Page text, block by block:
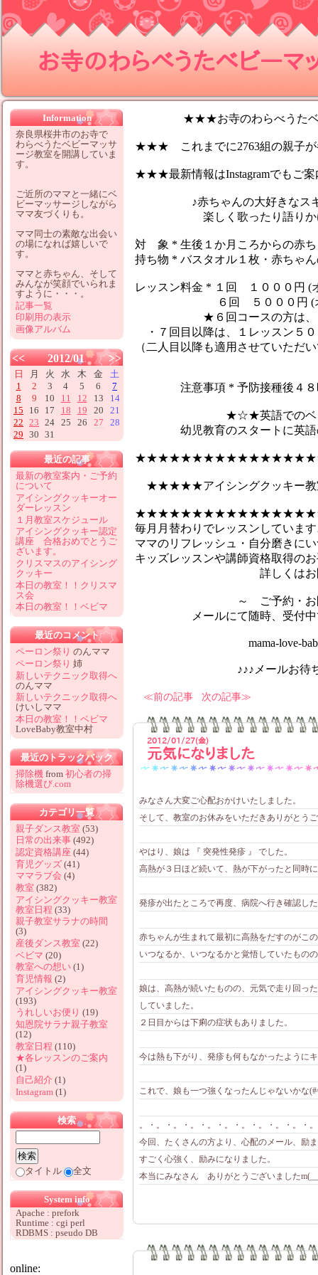
お寺のわらべうたベビーマッ
★★★お寺のわらべうたベ
★★★ これまでに2763組の親子が
★★★最新情報はInstagramでもご案
♪赤ちゃんの大好きなスキン
楽しく歌ったり語りかけな
対 象 * 生後１か月ころからの赤ち
持ち物 * バスタオル１枚・赤ちゃ
レッスン料金 * １回 １０００円 (
６回 ５０００円 (オイ
★６回コースの方は、１レ
・７回目以降は、１レッスン５
（二人目以降も適用させていただ
注意事項 * 予防接種後４８時
★☆★英語でのベビーマ
幼児教育のスタートに英語の
★★★★★アイシングクッキー
毎月月替わりでレッスンしていま
ママのリフレッシュ・自分磨きに
キッズレッスンや講師資格取得の
詳しくはお問合せ
～ ご予約・お問い
メールにて随時、受付中で
mama-love-
♪♪♪メールお待ちして
前の記事 次の記事
2012/01/27(金)
元気になりました
みなさん大変ご心配おかけいたしました。
そして、教室のお休みをいただきありがとう
やはり、娘は 『 突発性発疹 』 でした。
高熱が３日ほど続いて、熱が下がったと同時
発疹が出たところで再度、病院へ行き確認し
赤ちゃんが生まれて最初に高熱をだすのがこ
いつなるか、いつなるかと覚悟していたもの
娘は、高熱が続いたものの、元気で走り回っ
していました。
２日目からは下痢の症状もありました。
今は熱も下がり、発疹も何もなかったように
これで、娘も一つ強くなったんじゃないかな
。・。・。・。・。・。・。・。・。・。・
今回、たくさんの方より、心配のメール、励
すごく心強く、励みになりました。
本当にみなさん ありがとうございました
Information
奈良県桜井市のお寺で
わらべうたベビーマッサ
ージ教室を開講していま
す。
ご近所のママと一緒にベ
ビーマッサージしながら
ママ友づくりも。
ママ同士の素敵な出会い
の場になれば嬉しいで
す。
ママと赤ちゃん、そして
みんなが笑顔でいられま
すように・・・。
記事一覧
印刷用の表示
画像アルバム
<< 2012/01 >>
日 月 火 水 木 金
土
1
2 3 4 5 6
7
8
9 10 11 12 13
14
15
16 17 18 19 20
21
22
23 24 25 26 27
28
29 30 31
最近の記事
最新の教室案内・ご予約
について
アイシングクッキーオー
ダーレッスン
１月教室スケジュール
アイシングクッキー認定
講座 合格おめでとうご
ざいます。
クリスマスのアイシング
クッキー
本日の教室！！クリスマ
ス会
本日の教室！！ベビマ
最近のコメント
ペーロン祭り のんママ
ペーロン祭り 姉
新しいテクニック取得へ
のんママ
新しいテクニック取得へ
けいしママ
本日の教室！！ベビマ
LoveBaby教室中村
最近のトラックバック
掃除機 from 初心者の掃
除機選び.com
カテゴリ一覧
親子ダンス教室 (53)
日常の出来事 (492)
認定資格講座 (44)
育児グッズ (41)
ママラブ会 (4)
教室 (382)
アイシングクッキー教室
教室日程 (33)
親子教室サラナの時間
(3)
産後ダンス教室 (22)
ベビマ (20)
教室への想い (1)
育児情報 (2)
アイシングクッキー教室
(193)
うれしいお便り (19)
知恩院サラナ親子教室
(12)
教室日程 (110)
★各レッスンのご案内
(1)
自己紹介 (1)
Instagram (1)
検索
タイトル 全文
System info
Apache : prefork
Runtime : cgi perl
RDBMS : pseudo DB
online: